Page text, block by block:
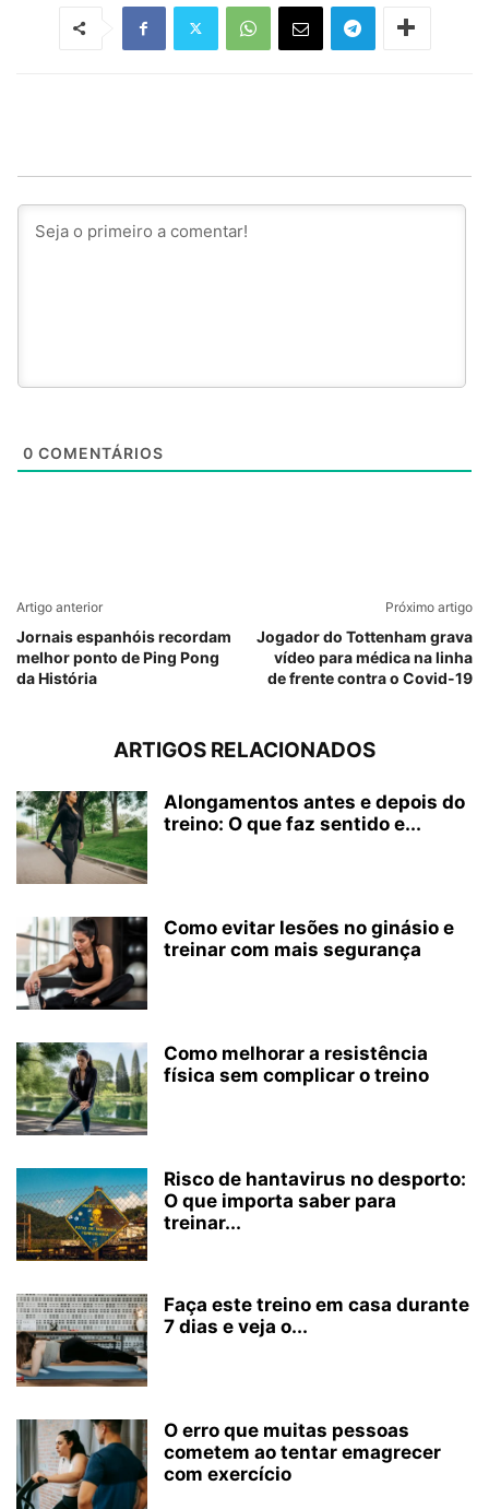
0 COMENTÁRIOS
Artigo anterior
Jornais espanhóis recordam
melhor ponto de Ping Pong
da História
Próximo artigo
Jogador do Tottenham grava
vídeo para médica na linha
de frente contra o Covid-19
ARTIGOS RELACIONADOS
Alongamentos antes e depois do
treino: O que faz sentido e...
Como evitar lesões no ginásio e
treinar com mais segurança
Como melhorar a resistência
física sem complicar o treino
Risco de hantavirus no desporto:
O que importa saber para
treinar...
Faça este treino em casa durante
7 dias e veja o...
O erro que muitas pessoas
cometem ao tentar emagrecer
com exercício